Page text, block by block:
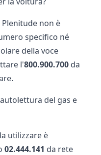
non è
specifico né
della voce
l'800.900.700 da
del gas e
utilizzare è
02.444.141 da rete